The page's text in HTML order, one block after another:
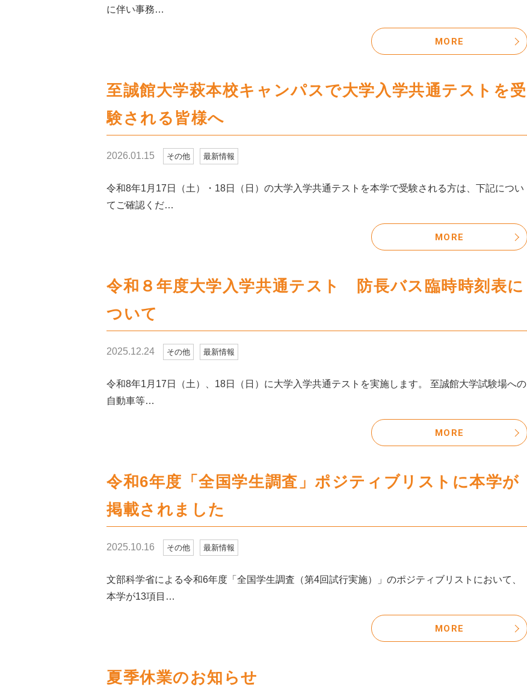
に伴い事務…
MORE
至誠館大学萩本校キャンパスで大学入学共通テストを受
験される皆様へ
2026.01.15 その他 最新情報
令和8年1月17日（土）・18日（日）の大学入学共通テストを本学で受験される方は、下記につい
てご確認くだ…
MORE
令和８年度大学入学共通テスト 防長バス臨時時刻表に
ついて
2025.12.24 その他 最新情報
令和8年1月17日（土）、18日（日）に大学入学共通テストを実施します。 至誠館大学試験場への
自動車等…
MORE
令和6年度「全国学生調査」ポジティブリストに本学が
掲載されました
2025.10.16 その他 最新情報
文部科学省による令和6年度「全国学生調査（第4回試行実施）」のポジティブリストにおいて、
本学が13項目…
MORE
夏季休業のお知らせ